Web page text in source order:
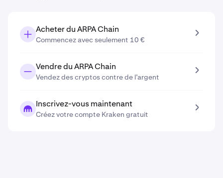
Acheter du ARPA Chain
Commencez avec seulement 10 €
Vendre du ARPA Chain
Vendez des cryptos contre de l’argent
Inscrivez-vous maintenant
Créez votre compte Kraken gratuit